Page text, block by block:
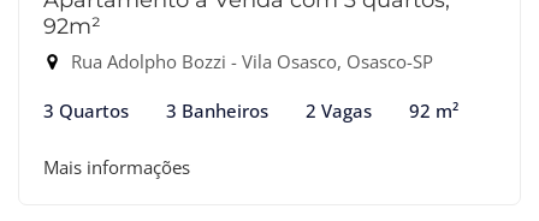
92m²
Rua Adolpho Bozzi - Vila Osasco, Osasco-SP
3 Quartos 3 Banheiros 2 Vagas 92 m²
Mais informações